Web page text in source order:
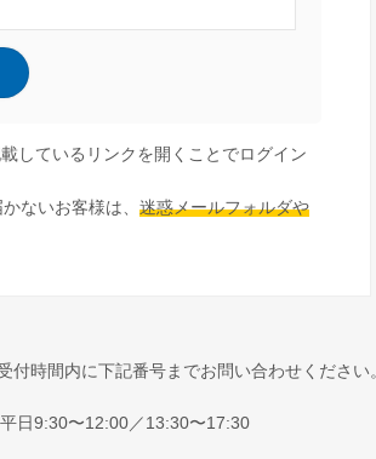
しているリンクを開くことでログイン
ないお客様は、 迷惑メールフォルダや
時間内に下記番号までお問い合わせください。
平日9:30〜12:00／13:30〜17:30